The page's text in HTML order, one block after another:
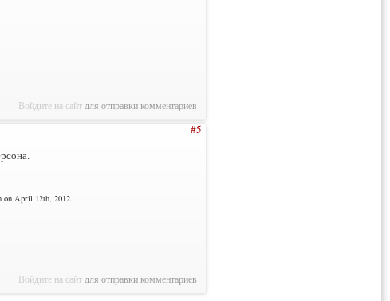
Войдите на сайт для отправки комментариев
#5
April 12th, 2012.
Войдите на сайт для отправки комментариев